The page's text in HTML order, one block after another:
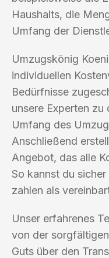
Haushalts, die
Umfang der
Umzugskönig
individuellen
Bedürfnisse
unsere Experten zu
Umfang des
Anschließend
Angebot, das alle
So kannst du
zahlen als
Unser erfahrenes
von der
Guts über den